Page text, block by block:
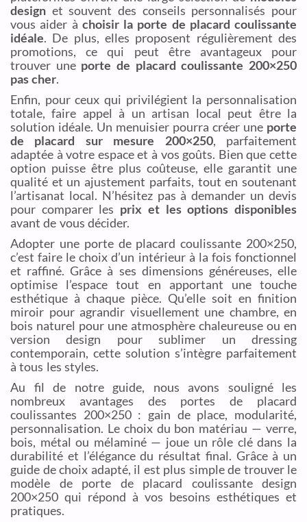
design et souvent des conseils personnalisés pour
vous aider à choisir la porte de placard coulissante
idéale. De plus, elles proposent régulièrement des
promotions, ce qui peut être avantageux pour
trouver une porte de placard coulissante 200×250
pas cher.
Enfin, pour ceux qui privilégient la personnalisation
totale, faire appel à un artisan local peut être la
solution idéale. Un menuisier pourra créer une porte
de placard sur mesure 200×250, parfaitement
adaptée à votre espace et à vos goûts. Bien que cette
option puisse être plus coûteuse, elle garantit une
qualité et un ajustement parfaits, tout en soutenant
l’artisanat local. N’hésitez pas à demander un devis
pour comparer les prix et les options disponibles
avant de vous décider.
Adopter une porte de placard coulissante 200×250,
c’est faire le choix d’un intérieur à la fois fonctionnel
et raffiné. Grâce à ses dimensions généreuses, elle
optimise l’espace tout en apportant une touche
esthétique à chaque pièce. Qu’elle soit en finition
miroir pour agrandir visuellement une chambre, en
bois naturel pour une atmosphère chaleureuse ou en
version design pour sublimer un dressing
contemporain, cette solution s’intègre parfaitement
à tous les styles.
Au fil de notre guide, nous avons souligné les
nombreux avantages des portes de placard
coulissantes 200×250 : gain de place, modularité,
personnalisation. Le choix du bon matériau — verre,
bois, métal ou mélaminé — joue un rôle clé dans la
durabilité et l’élégance du résultat final. Grâce à un
guide de choix adapté, il est plus simple de trouver le
modèle de porte de placard coulissante design
200×250 qui répond à vos besoins esthétiques et
pratiques.